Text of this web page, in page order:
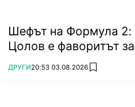
Шефът на Формула 2:
Цолов е фаворитът за
ПОВЕЧЕ ОТ
ДРУГИ20:53 03.08.2026 add favorites